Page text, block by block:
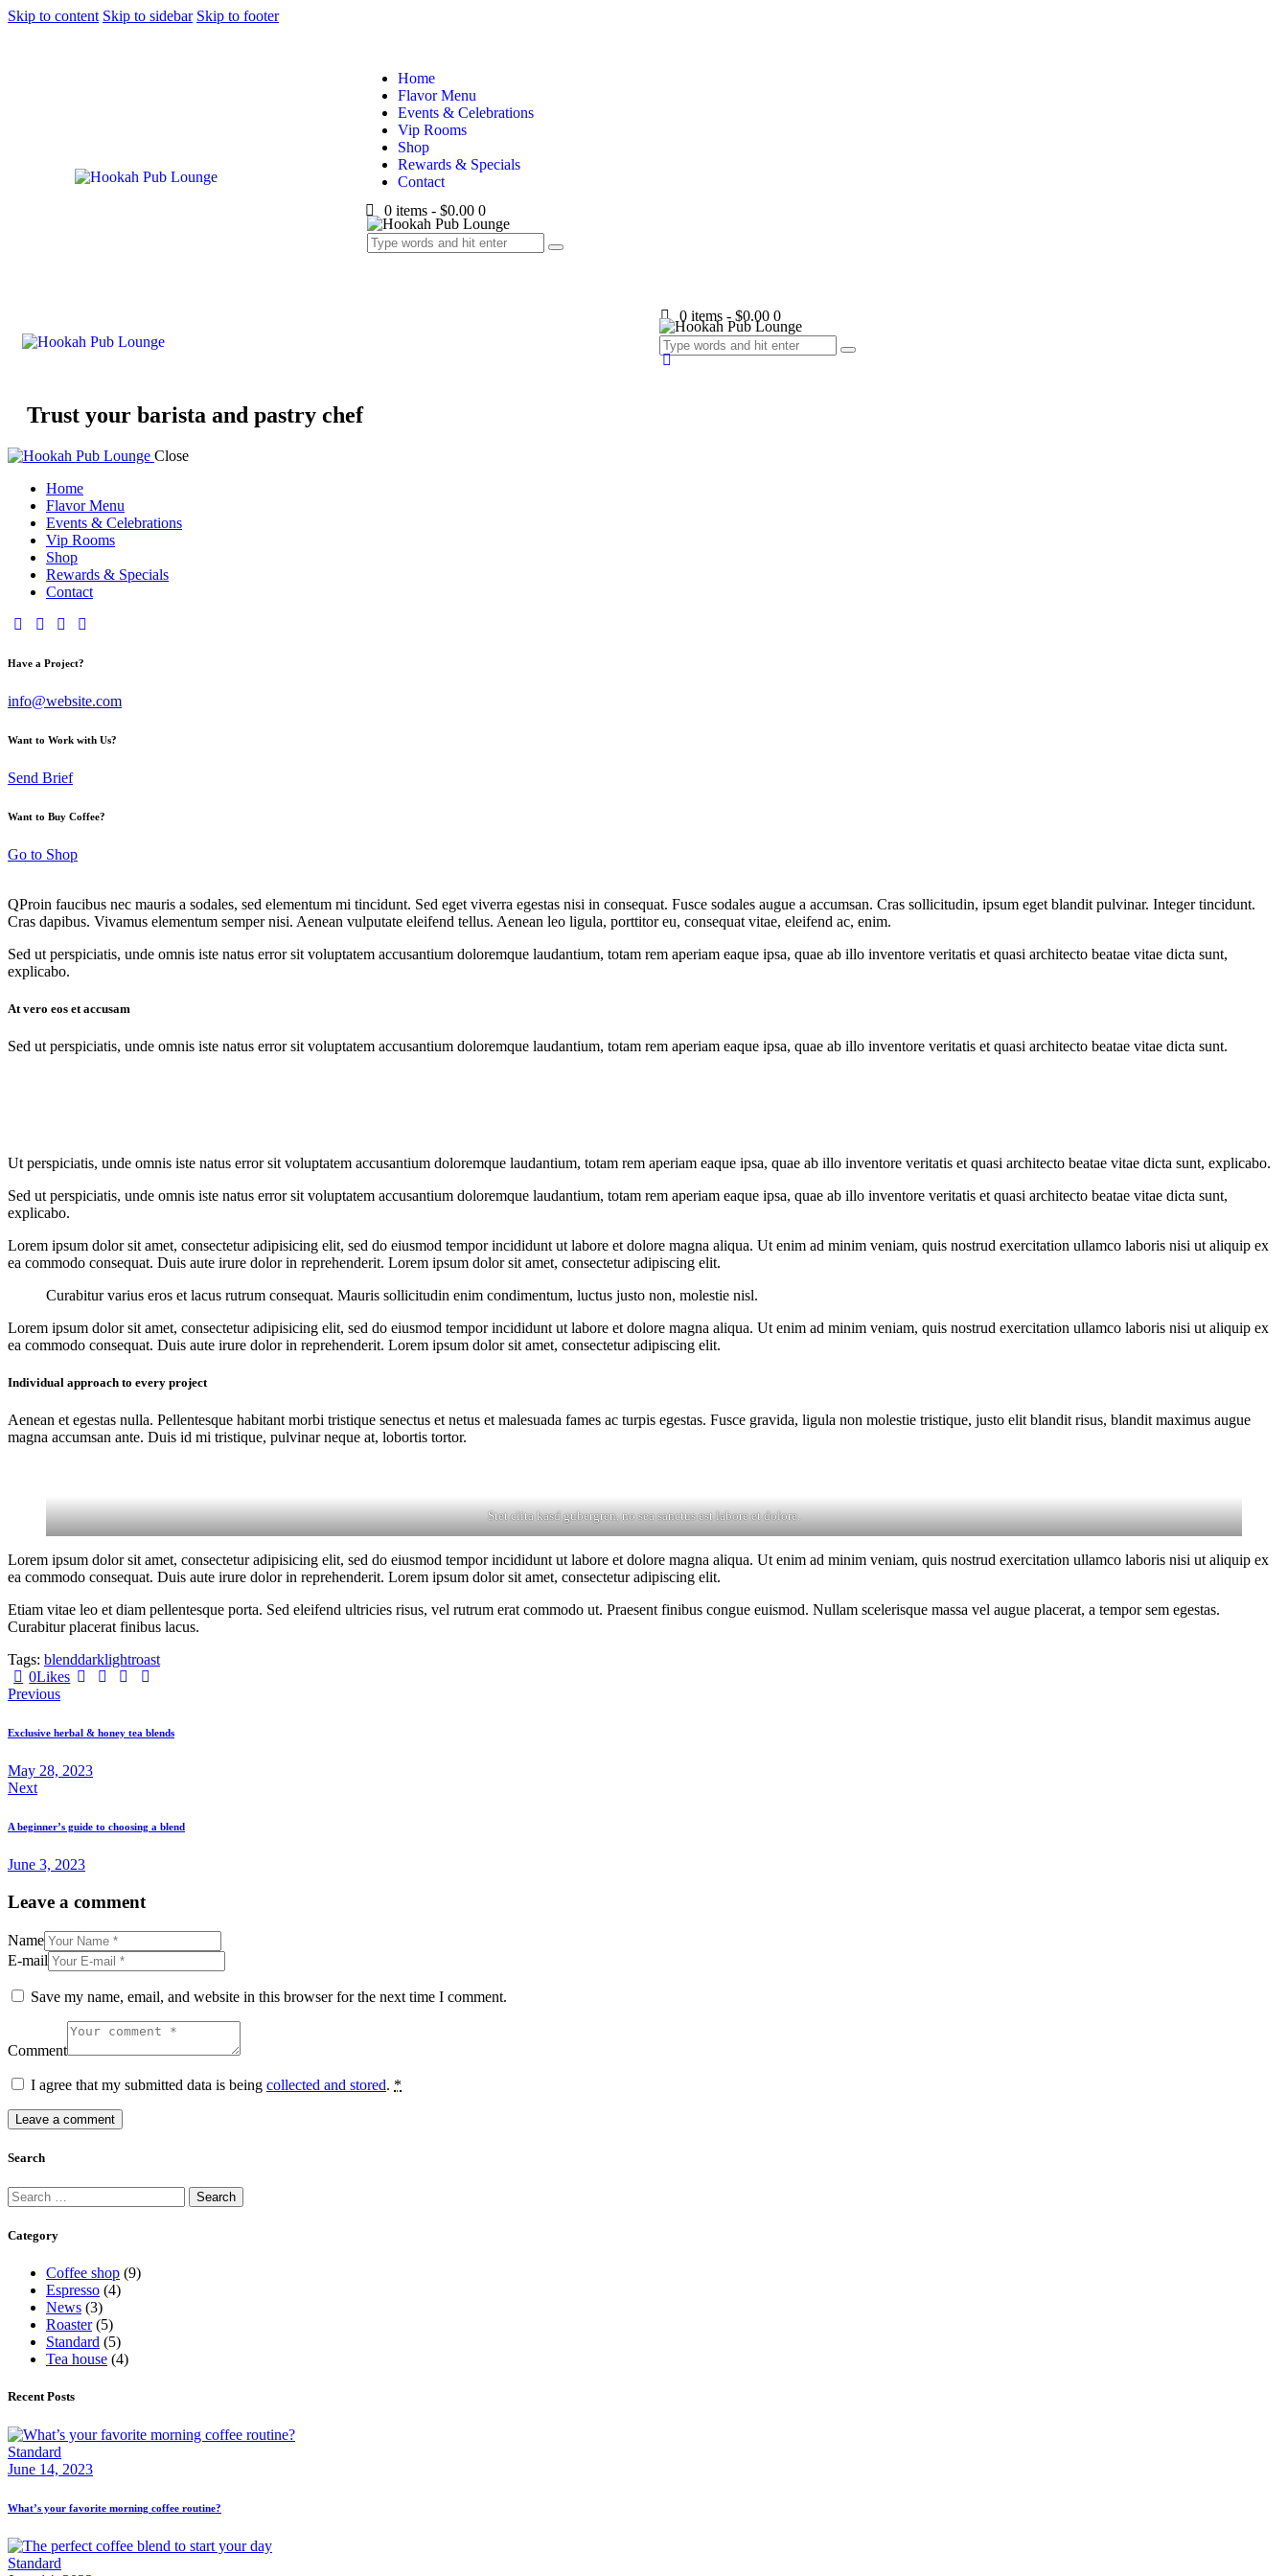
Skip to content Skip to sidebar Skip to footer
Home
Flavor Menu
Events & Celebrations
Vip Rooms
Shop
Rewards & Specials
Contact
0 items -$0.00 0
0 items -$0.00 0
Trust your barista and pastry chef
Close
Home
Flavor Menu
Events & Celebrations
Vip Rooms
Shop
Rewards & Specials
Contact
Have a Project?
info@website.com
Want to Work with Us?
Send Brief
Want to Buy Coffee?
Go to Shop
QProin faucibus nec mauris a sodales, sed elementum mi tincidunt. Sed eget viverra egestas nisi in consequat. Fusce sodales augue a accumsan. Cras sollicitudin, ipsum eget blandit pulvinar. Integer tincidunt.
Cras dapibus. Vivamus elementum semper nisi. Aenean vulputate eleifend tellus. Aenean leo ligula, porttitor eu, consequat vitae, eleifend ac, enim.
Sed ut perspiciatis, unde omnis iste natus error sit voluptatem accusantium doloremque laudantium, totam rem aperiam eaque ipsa, quae ab illo inventore veritatis et quasi architecto beatae vitae dicta sunt,
explicabo.
At vero eos et accusam
Sed ut perspiciatis, unde omnis iste natus error sit voluptatem accusantium doloremque laudantium, totam rem aperiam eaque ipsa, quae ab illo inventore veritatis et quasi architecto beatae vitae dicta sunt.
Ut perspiciatis, unde omnis iste natus error sit voluptatem accusantium doloremque laudantium, totam rem aperiam eaque ipsa, quae ab illo inventore veritatis et quasi architecto beatae vitae dicta sunt, explicabo.
Sed ut perspiciatis, unde omnis iste natus error sit voluptatem accusantium doloremque laudantium, totam rem aperiam eaque ipsa, quae ab illo inventore veritatis et quasi architecto beatae vitae dicta sunt,
explicabo.
Lorem ipsum dolor sit amet, consectetur adipisicing elit, sed do eiusmod tempor incididunt ut labore et dolore magna aliqua. Ut enim ad minim veniam, quis nostrud exercitation ullamco laboris nisi ut aliquip ex
ea commodo consequat. Duis aute irure dolor in reprehenderit. Lorem ipsum dolor sit amet, consectetur adipiscing elit.
Curabitur varius eros et lacus rutrum consequat. Mauris sollicitudin enim condimentum, luctus justo non, molestie nisl.
Lorem ipsum dolor sit amet, consectetur adipisicing elit, sed do eiusmod tempor incididunt ut labore et dolore magna aliqua. Ut enim ad minim veniam, quis nostrud exercitation ullamco laboris nisi ut aliquip ex
ea commodo consequat. Duis aute irure dolor in reprehenderit. Lorem ipsum dolor sit amet, consectetur adipiscing elit.
Individual approach to every project
Aenean et egestas nulla. Pellentesque habitant morbi tristique senectus et netus et malesuada fames ac turpis egestas. Fusce gravida, ligula non molestie tristique, justo elit blandit risus, blandit maximus augue
magna accumsan ante. Duis id mi tristique, pulvinar neque at, lobortis tortor.
Stet clita kasd gubergren, no sea sanctus est labore et dolore.
Lorem ipsum dolor sit amet, consectetur adipisicing elit, sed do eiusmod tempor incididunt ut labore et dolore magna aliqua. Ut enim ad minim veniam, quis nostrud exercitation ullamco laboris nisi ut aliquip ex
ea commodo consequat. Duis aute irure dolor in reprehenderit. Lorem ipsum dolor sit amet, consectetur adipiscing elit.
Etiam vitae leo et diam pellentesque porta. Sed eleifend ultricies risus, vel rutrum erat commodo ut. Praesent finibus congue euismod. Nullam scelerisque massa vel augue placerat, a tempor sem egestas.
Curabitur placerat finibus lacus.
Tags: blenddarklightroast
0Likes
Previous
Exclusive herbal & honey tea blends
May 28, 2023
Next
A beginner’s guide to choosing a blend
June 3, 2023
Leave a comment
Name
E-mail
Save my name, email, and website in this browser for the next time I comment.
Comment
I agree that my submitted data is being collected and stored. *
Search
Category
Coffee shop (9)
Espresso (4)
News (3)
Roaster(5)
Standard (5)
Tea house (4)
Recent Posts
Standard
June 14, 2023
What’s your favorite morning coffee routine?
Standard